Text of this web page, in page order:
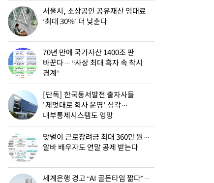
서울시, 소상공인 공유재산 임대료
‘최대 30%’ 더 낮춘다
70년 만에 국가자산 1400조 판
바꾼다… “사상 최대 흑자 속 착시
경계”
[단독] 한국동서발전 출자사들
'제멋대로 회사 운영' 심각…
내부통제시스템도 엉망
맞벌이 근로장려금 최대 360만 원…
알바 배우자도 연말 공제 받는다
세계은행 경고 “AI 골든타임 짧다”…